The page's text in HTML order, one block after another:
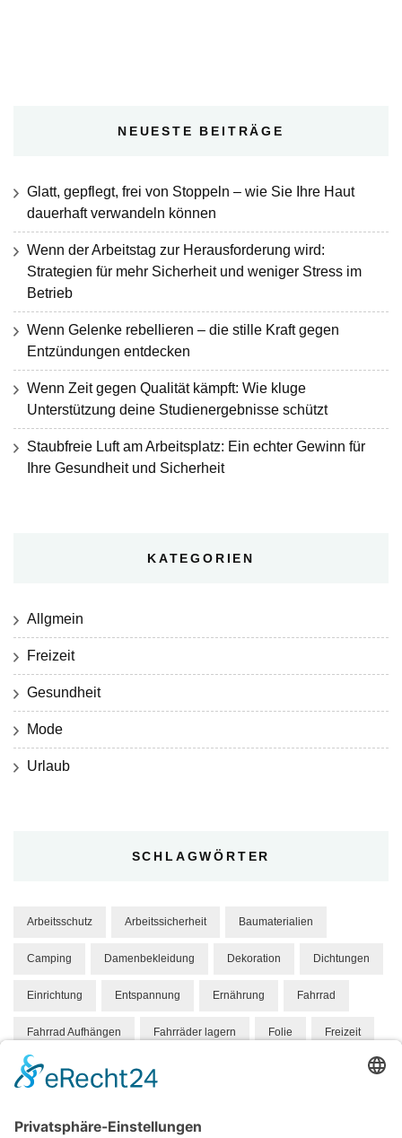
NEUESTE BEITRÄGE
Glatt, gepflegt, frei von Stoppeln – wie Sie Ihre Haut
dauerhaft verwandeln können
Wenn der Arbeitstag zur Herausforderung wird:
Strategien für mehr Sicherheit und weniger Stress im
Betrieb
Wenn Gelenke rebellieren – die stille Kraft gegen
Entzündungen entdecken
Wenn Zeit gegen Qualität kämpft: Wie kluge
Unterstützung deine Studienergebnisse schützt
Staubfreie Luft am Arbeitsplatz: Ein echter Gewinn für
Ihre Gesundheit und Sicherheit
KATEGORIEN
Allgmein
Freizeit
Gesundheit
Mode
Urlaub
SCHLAGWÖRTER
Arbeitsschutz Arbeitssicherheit Baumaterialien
Camping Damenbekleidung Dekoration Dichtungen
Einrichtung Entspannung Ernährung Fahrrad
Fahrrad Aufhängen Fahrräder lagern Folie Freizeit
Gesundheit Hund